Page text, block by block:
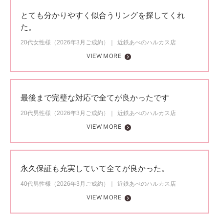
とても分かりやすく似合うリングを探してくれ
た。
20代女性様（2026年3月ご成約）
近鉄あべのハルカス店
VIEW MORE
最後まで完璧な対応で全てが良かったです
20代男性様（2026年3月ご成約）
近鉄あべのハルカス店
VIEW MORE
永久保証も充実していて全てが良かった。
40代男性様（2026年3月ご成約）
近鉄あべのハルカス店
VIEW MORE